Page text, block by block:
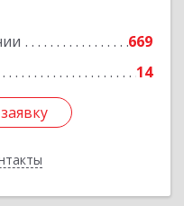
669
14